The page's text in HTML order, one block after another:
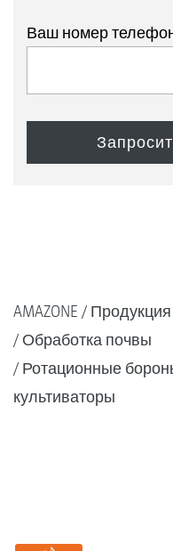
Ваш номер
AMAZONE
Обработка почвы
Ротационные
культиваторы